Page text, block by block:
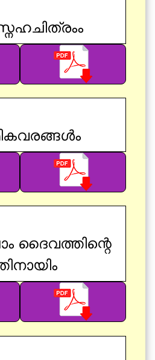
ദൈവത്തിന്റെ